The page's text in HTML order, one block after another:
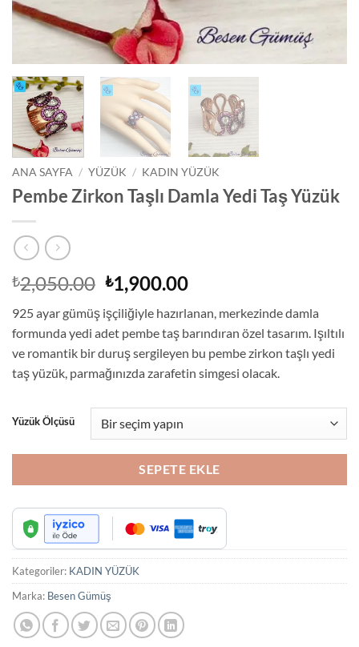
ANA SAYFA / YÜZÜK / KADIN YÜZÜK
Pembe Zirkon Taşlı Damla Yedi Taş Yüzük
₺2,050.00 Orijinal
fiyat:
₺2,050.00.
₺1,900.00Şu
fiyat:
₺1,900.00.
925 ayar gümüş işçiliğiyle hazırlanan, merkezinde damla
formunda yedi adet pembe taş barındıran özel tasarım. Işıltılı
ve romantik bir duruş sergileyen bu pembe zirkon taşlı yedi
taş yüzük, parmağınızda zarafetin simgesi olacak.
Yüzük Ölçüsü
SEPETE EKLE
Kategoriler: KADIN YÜZÜK
Marka: Besen Gümüş